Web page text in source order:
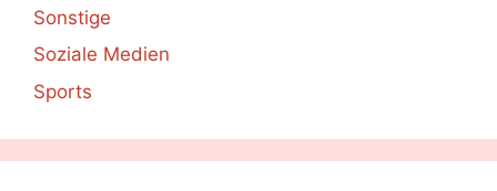
Sonstige
Soziale Medien
Sports